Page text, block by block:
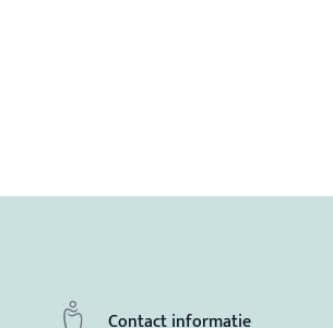
Contact informatie